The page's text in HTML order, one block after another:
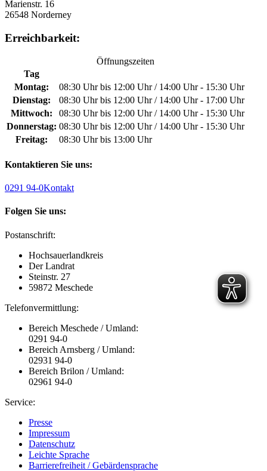
Marienstr. 16
26548 Norderney
Erreichbarkeit:
Öffnungszeiten
Tag
Montag:
08:30 Uhr bis 12:00 Uhr / 14:00 Uhr - 15:30 Uhr
Dienstag:
08:30 Uhr bis 12:00 Uhr / 14:00 Uhr - 17:00 Uhr
Mittwoch:
08:30 Uhr bis 12:00 Uhr / 14:00 Uhr - 15:30 Uhr
Donnerstag: 08:30 Uhr bis 12:00 Uhr / 14:00 Uhr - 15:30 Uhr
Freitag:
08:30 Uhr bis 13:00 Uhr
Kontaktieren Sie uns:
0291 94-0Kontakt
Folgen Sie uns:
Postanschrift:
Hochsauerlandkreis
Der Landrat
Steinstr. 27
59872 Meschede
Telefonvermittlung:
Bereich Meschede / Umland:
0291 94-0
Bereich Arnsberg / Umland:
02931 94-0
Bereich Brilon / Umland:
02961 94-0
Service:
Presse
Impressum
Datenschutz
Leichte Sprache
Barrierefreiheit / Gebärdensprache